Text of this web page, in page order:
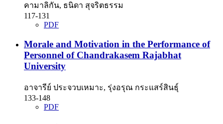
คามาลิกัน, ธนิดา สุจริตธรรม
117-131
PDF
Morale and Motivation in the Performance of
Personnel of Chandrakasem Rajabhat
University
อาจารีย์ ประจวบเหมาะ, รุ่งอรุณ กระแสร์สินธุ์
133-148
PDF